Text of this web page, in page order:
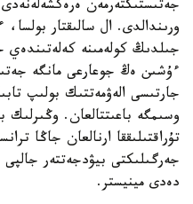
جەتىستىكتەرمەن
ورىندالدى. ال سالىقتار
جىلدىڭ كولەمىنە
ءۇشىن ەڭ جوعارعى مانگە
وسىمگە باعىتتالعان. وڭىرلىك
تۇراقتىلىققا ارنالعان جاڭا
جەرگىلىكتى بيۋدجەتتەر
دەدى مينيستر.